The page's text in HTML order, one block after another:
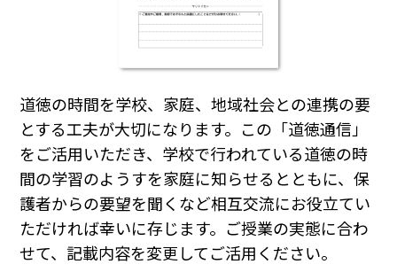
道徳の時間を学校、家庭、地域社会との連携の要
とする工夫が大切になります。この「道徳通信」
をご活用いただき、学校で行われている道徳の時
間の学習のようすを家庭に知らせるとともに、保
護者からの要望を聞くなど相互交流にお役立てい
ただければ幸いに存じます。ご授業の実態に合わ
せて、記載内容を変更してご活用ください。